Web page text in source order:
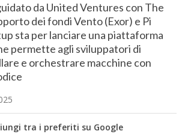
da United Ventures con The
dei fondi Vento (Exor) e Pi
sta per lanciare una piattaforma
permette agli sviluppatori di
e orchestrare macchine con
tra i preferiti su Google